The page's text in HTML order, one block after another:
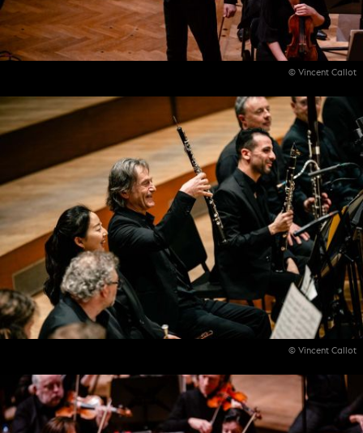
© Vincent Callot
© Vincent Callot